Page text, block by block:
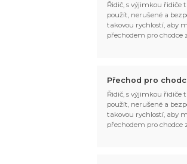
Řidič, s výjimkou řidiče
použít, nerušené a
takovou rychlostí, aby
přechodem pro chodce
Přechod pro
Řidič, s výjimkou řidiče
použít, nerušené a
takovou rychlostí, aby
přechodem pro chodce